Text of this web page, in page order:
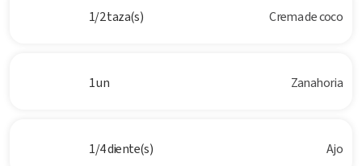
1/2 taza(s) Crema de coco
1 un Zanahoria
1/4 diente(s) Ajo